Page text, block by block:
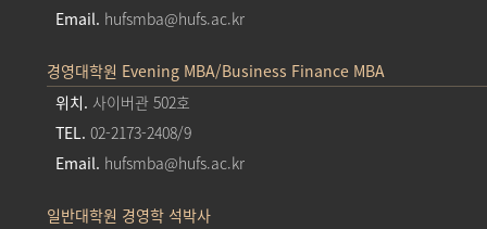
Email. hufsmba@hufs.ac.kr
경영대학원 Evening MBA/Business Finance MBA
위치. 사이버관 502호
TEL. 02-2173-2408/9
Email. hufsmba@hufs.ac.kr
일반대학원 경영학 석박사